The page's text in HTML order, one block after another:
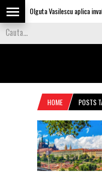
Olguta Vasilescu aplica
HOME POSTS